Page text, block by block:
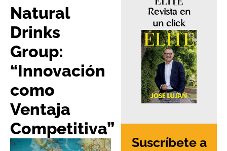
Natural
Drinks
Group:
“Innovación
como
Ventaja
Competitiva”
Revista en
un click
Suscríbete a